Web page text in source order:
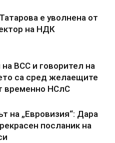
е уволнена от
на НДК
ВСС и говорител на
са сред желаещите
временно НСлС
на „Евровизия“: Дара
посланик на